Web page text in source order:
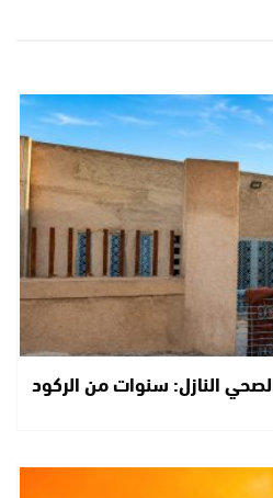
النازل: سنوات من الركود